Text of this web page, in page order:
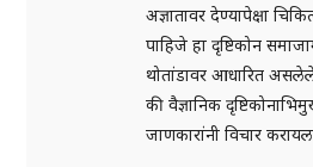
अज्ञातावर देण्यापेक्षा
पाहिजे हा दृष्टिकोन
थोतांडावर आधारित
की वैज्ञानिक
जाणकारांनी विचार